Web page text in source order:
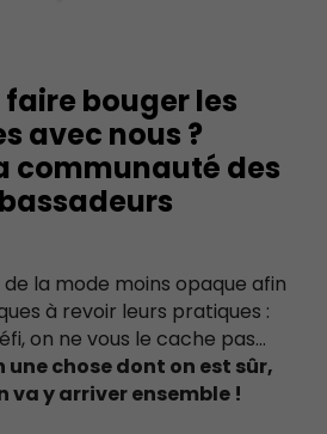
faire bouger les
avec nous ?
communauté des
la mode moins opaque afin
à revoir leurs pratiques :
une chose dont on est sûr,
va y arriver ensemble !